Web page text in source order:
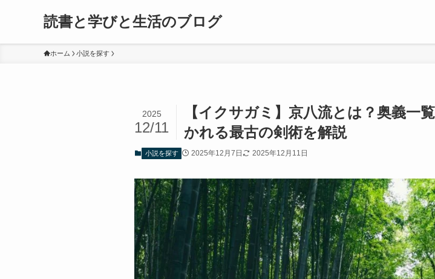
読書と学びと生活のブログ
ホーム 小説を探す
【イクサガミ】京八流とは？奥義一
かれる最古の剣術を解説
2025
12/11
小説を探す 2025年12月7日 2025年12月11日